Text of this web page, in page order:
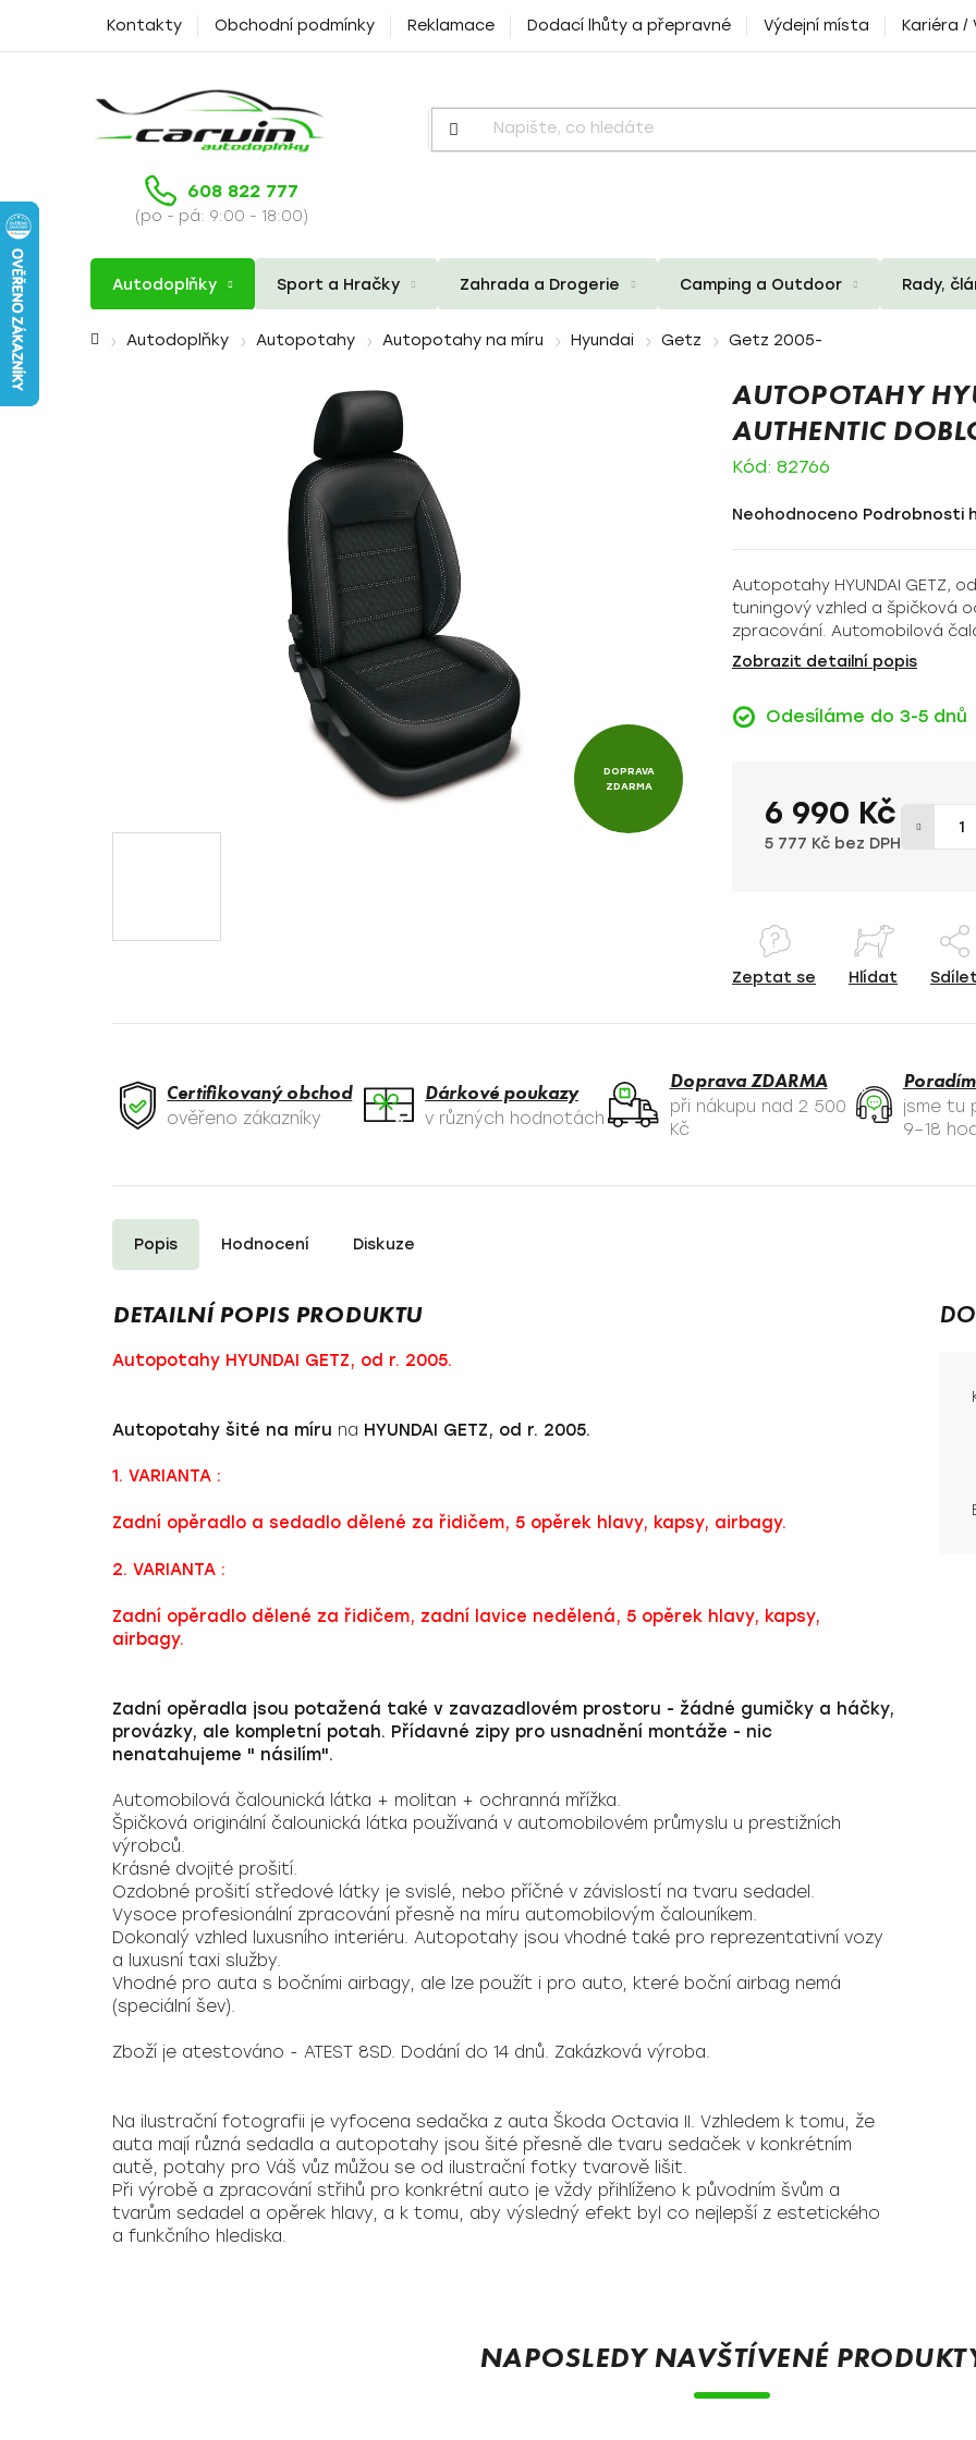
Kontakty Obchodní podmínky Reklamace Dodací lhůty a přepravné Výdejní místa Kariéra /
608 822 777
(po - pá: 9:00 - 18:00)
Autodoplňky Sport a Hračky Zahrada a Drogerie Camping a Outdoor Rady,
Domů Autodoplňky Autopotahy Autopotahy na míru Hyundai Getz Getz 2005-
AUTOPOTAHY
AUTHENTIC
Kód: 82766
Průměrné
je
0,0
z
5
Neohodnoceno Podrobnosti
Autopotahy HYUNDAI GETZ,
tuningový vzhled a špičková
zpracování. Automobilová
Zobrazit detailní popis
Odesíláme do 3-5 dnů
6 990 Kč
5 777 Kč bez DPH
Zeptat se Hlídat
DOPRAVA
ZDARMA
Certifikovaný obchod
ověřeno zákazníky
Dárkové poukazy
v různých hodnotách
Doprava ZDARMA
při nákupu nad 2 500
Kč
jsme tu
9–18
Popis Hodnocení Diskuze
Autopotahy HYUNDAI GETZ, od r. 2005.
Autopotahy šité na míru na HYUNDAI GETZ, od r. 2005.
1. VARIANTA :
Zadní opěradlo a sedadlo dělené za řidičem, 5 opěrek hlavy, kapsy, airbagy.
2. VARIANTA :
Zadní opěradlo dělené za řidičem, zadní lavice nedělená, 5 opěrek hlavy, kapsy,
airbagy.
Zadní opěradla jsou potažená také v zavazadlovém prostoru - žádné gumičky a háčky,
provázky, ale kompletní potah. Přídavné zipy pro usnadnění montáže - nic
nenatahujeme " násilím".
Automobilová čalounická látka + molitan + ochranná mřížka.
Špičková originální čalounická látka používaná v automobilovém průmyslu u prestižních
výrobců.
Krásné dvojité prošití.
Ozdobné prošití středové látky je svislé, nebo příčné v závislostí na tvaru sedadel.
Vysoce profesionální zpracování přesně na míru automobilovým čalouníkem.
Dokonalý vzhled luxusního interiéru. Autopotahy jsou vhodné také pro reprezentativní vozy
a luxusní taxi služby.
Vhodné pro auta s bočními airbagy, ale lze použít i pro auto, které boční airbag nemá
(speciální šev).
Zboží je atestováno - ATEST 8SD. Dodání do 14 dnů. Zakázková výroba.
Na ilustrační fotografii je vyfocena sedačka z auta Škoda Octavia II. Vzhledem k tomu, že
auta mají různá sedadla a autopotahy jsou šité přesně dle tvaru sedaček v konkrétním
autě, potahy pro Váš vůz můžou se od ilustrační fotky tvarově lišit.
Při výrobě a zpracování střihů pro konkrétní auto je vždy přihlíženo k původním švům a
tvarům sedadel a opěrek hlavy, a k tomu, aby výsledný efekt byl co nejlepší z estetického
a funkčního hlediska.
NAPOSLEDY NAVŠTÍVENÉ